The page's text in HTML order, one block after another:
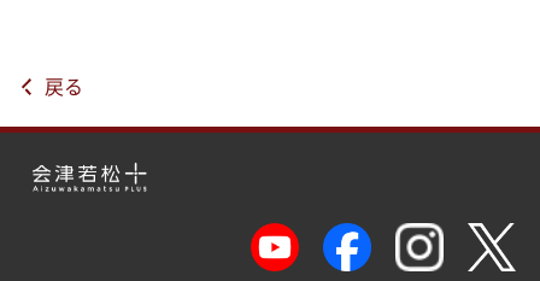
戻る